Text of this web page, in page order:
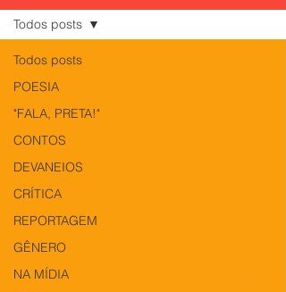
Todos posts
POESIA
"FALA, PRETA!"
CONTOS
DEVANEIOS
CRÍTICA
REPORTAGEM
GÊNERO
NA MÍDIA
Todos posts